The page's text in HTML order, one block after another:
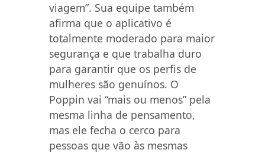
viagem”. Sua equipe também
afirma que o aplicativo é
totalmente moderado para maior
segurança e que trabalha duro
para garantir que os perfis de
mulheres são genuínos. O
Poppin vai “mais ou menos” pela
mesma linha de pensamento,
mas ele fecha o cerco para
pessoas que vão às mesmas